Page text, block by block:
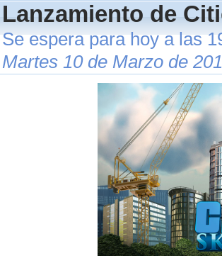
Lanzamiento de
Se espera para hoy a las
Martes 10 de Marzo de